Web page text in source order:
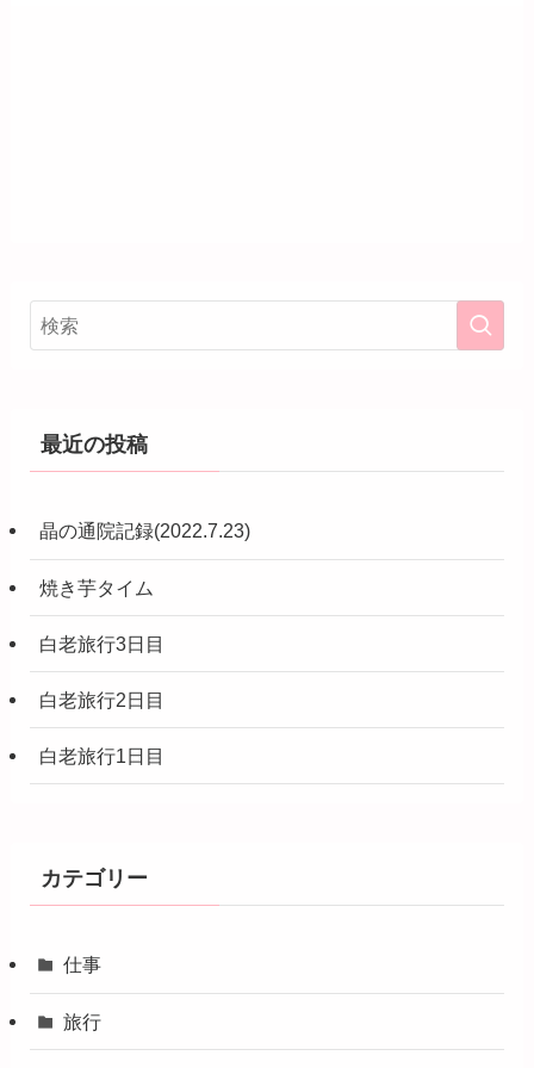
最近の投稿
晶の通院記録(2022.7.23)
焼き芋タイム
白老旅行3日目
白老旅行2日目
白老旅行1日目
カテゴリー
仕事
旅行